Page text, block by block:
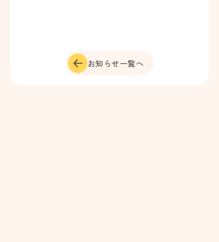
お知らせ一覧へ